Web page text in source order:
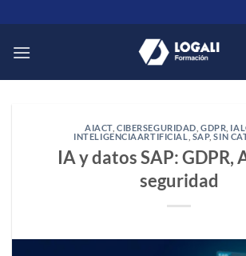
al
contenido
AIACT,CIBERSEGURIDAD ,GDPR
INTELIGENCIAARTIFICIAL SAP,SIN
IA y datos SAP: GDPR,
seguridad